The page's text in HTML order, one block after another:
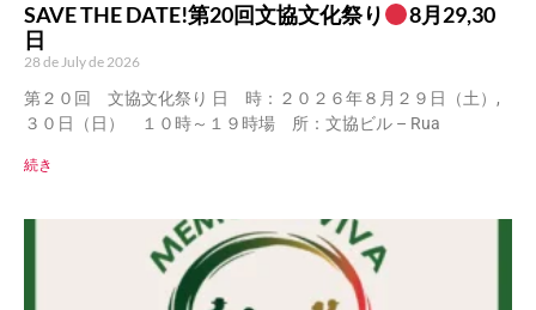
SAVE THE DATE!第20回文協文化祭り
8月29,30
日
28 de July de 2026
第２０回 文協文化祭り 日 時：２０２６年８月２９日（土）,
３０日（日） １０時～１９時場 所：文協ビル – Rua
続き